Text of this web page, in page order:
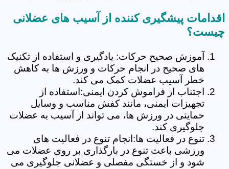
اقدامات پیشگیری کننده از آسیب های عضلانی
چیست؟
آموزش صحیح حرکات: یادگیری و استفاده از تکنیک
های صحیح در انجام حرکات و ورزش ها به کاهش
خطر آسیب عضلات کمک می کند.
اجتناب از فراموش کردن ایمنی:استفاده از
تجهیزات ایمنی، مانند کفش مناسب و وسایل
حمایتی در ورزش ها، می تواند از آسیب به عضلات
جلوگیری کند.
تنوع در فعالیت ها:انجام تنوع در فعالیت های
ورزشی باعث تنوع در بارگذاری بر روی عضلات می
شود و از خستگی مفصلی و عضلانی جلوگیری می